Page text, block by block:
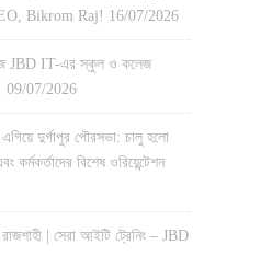
Bikrom Raj! 16/07/2026
JBD IT-এর স্কুল ও কলেজ
09/07/2026
দুর্গাপুর পৌরসভা: চালু হলো
কর্মকর্তাদের বিশেষ ওরিয়েন্টেশন
| সেরা আইটি ট্রেনিং – JBD